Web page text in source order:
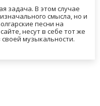
задача. В этом случае
смысла, но и
песни на
несут в себе тот же
музыкальности.